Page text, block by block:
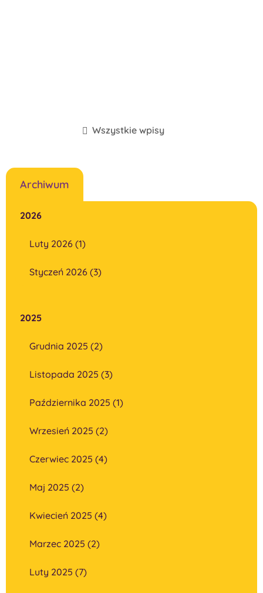
Wszystkie wpisy
Archiwum
2026
Luty 2026 (1)
Styczeń 2026 (3)
2025
Grudnia 2025 (2)
Listopada 2025 (3)
Października 2025 (1)
Wrzesień 2025 (2)
Czerwiec 2025 (4)
Maj 2025 (2)
Kwiecień 2025 (4)
Marzec 2025 (2)
Luty 2025 (7)